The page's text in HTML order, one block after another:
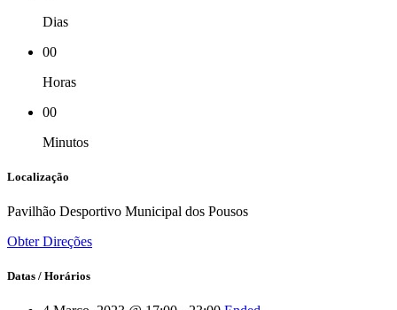
Dias
00
Horas
00
Minutos
Localização
Pavilhão Desportivo Municipal dos Pousos
Obter Direções
Datas / Horários